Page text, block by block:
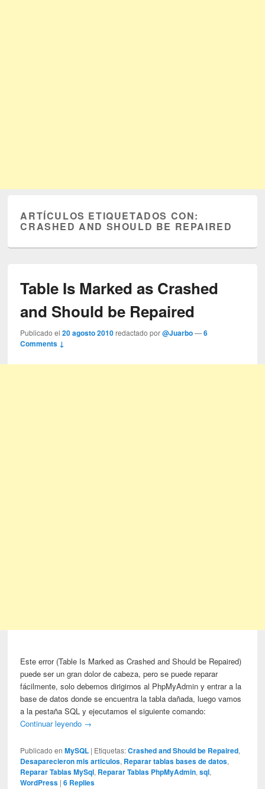
ARTÍCULOS ETIQUETADOS CON:
CRASHED AND SHOULD BE REPAIRED
Table Is Marked as Crashed
and Should be Repaired
Publicado el20 agosto 2010 redactado por@Juarbo —6
Comments ↓
Este error (Table Is Marked as Crashed and Should be Repaired)
puede ser un gran dolor de cabeza, pero se puede reparar
fácilmente, solo debemos dirigirnos al PhpMyAdmin y entrar a la
base de datos donde se encuentra la tabla dañada, luego vamos
a la pestaña SQL y ejecutamos el siguiente comando:
Continuar leyendo →
Publicado en MySQL | Etiquetas: Crashed and Should be Repaired,
Desaparecieron mis articulos, Reparar tablas bases de datos,
Reparar Tablas MySql, Reparar Tablas PhpMyAdmin,sql,
WordPress |6 Replies